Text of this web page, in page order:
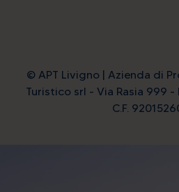
© APT Livigno | Azienda di
Turistico srl - Via Rasia 999 -
C.F.